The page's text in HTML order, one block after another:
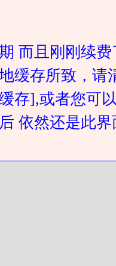
而且刚刚续
缓存所致，
存],或者您可
依然还是此